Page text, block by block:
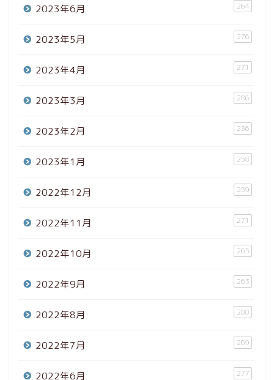
2023年6月 264
2023年5月 276
2023年4月 271
2023年3月 286
2023年2月 236
2023年1月 258
2022年12月 259
2022年11月 271
2022年10月 265
2022年9月 263
2022年8月 280
2022年7月 269
2022年6月 277